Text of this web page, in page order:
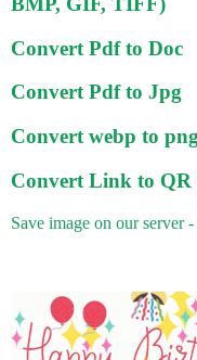
Convert Pdf to Doc
Convert Pdf to Jpg
Convert webp to png
Convert Link to QR
Save image on our server